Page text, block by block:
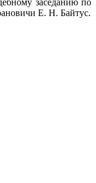
Е. Н. Байтус.